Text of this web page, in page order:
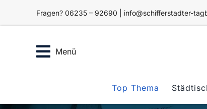
Fragen? 06235 – 92690 | info@schifferstadter-
Menü
Top Thema